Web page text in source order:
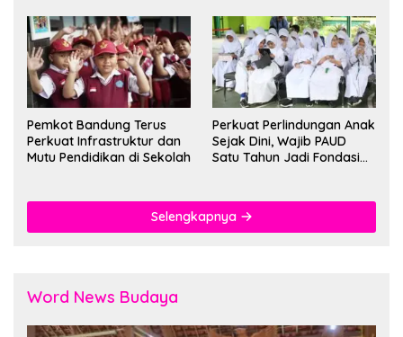
Pemkot Bandung Terus
Perkuat Infrastruktur dan
Mutu Pendidikan di Sekolah
Perkuat Perlindungan Anak
Sejak Dini, Wajib PAUD
Satu Tahun Jadi Fondasi
Selengkapnya
Word News Budaya